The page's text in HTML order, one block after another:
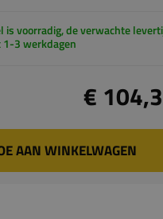
is voorradig, de verwachte
1-3 werkdagen
€
AAN WINKELWAGEN